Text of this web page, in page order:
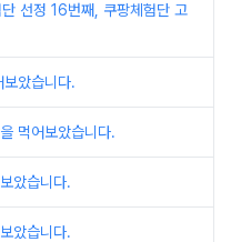
선정 16번째, 쿠팡체험단 고
았습니다.
먹어보았습니다.
았습니다.
았습니다.